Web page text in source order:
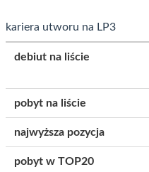
kariera utworu na LP3
debiut na liście
pobyt na liście
najwyższa pozycja
pobyt w TOP20